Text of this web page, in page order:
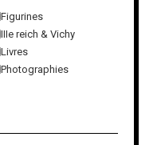
Figurines
IIIe reich & Vichy
Livres
Photographies